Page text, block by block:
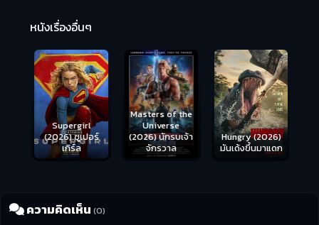
หนังเรื่องอื่นๆ
Supergirl
(2026) ซูเปอร์
เกิร์ล
Masters of the
Universe
(2026) นักรบเจ้า
จักรวาล
Hungry (2026)
มันเด้งขึ้นมาแดก
ความคิดเห็น (0)